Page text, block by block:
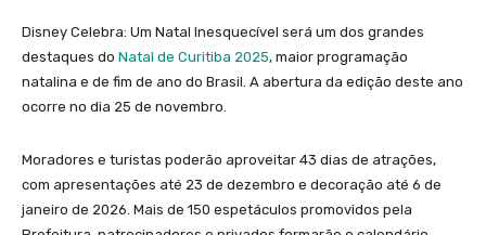
Disney Celebra: Um Natal Inesquecível será um dos grandes
destaques do Natal de Curitiba 2025, maior programação
natalina e de fim de ano do Brasil. A abertura da edição deste ano
ocorre no dia 25 de novembro.
Moradores e turistas poderão aproveitar 43 dias de atrações,
com apresentações até 23 de dezembro e decoração até 6 de
janeiro de 2026. Mais de 150 espetáculos promovidos pela